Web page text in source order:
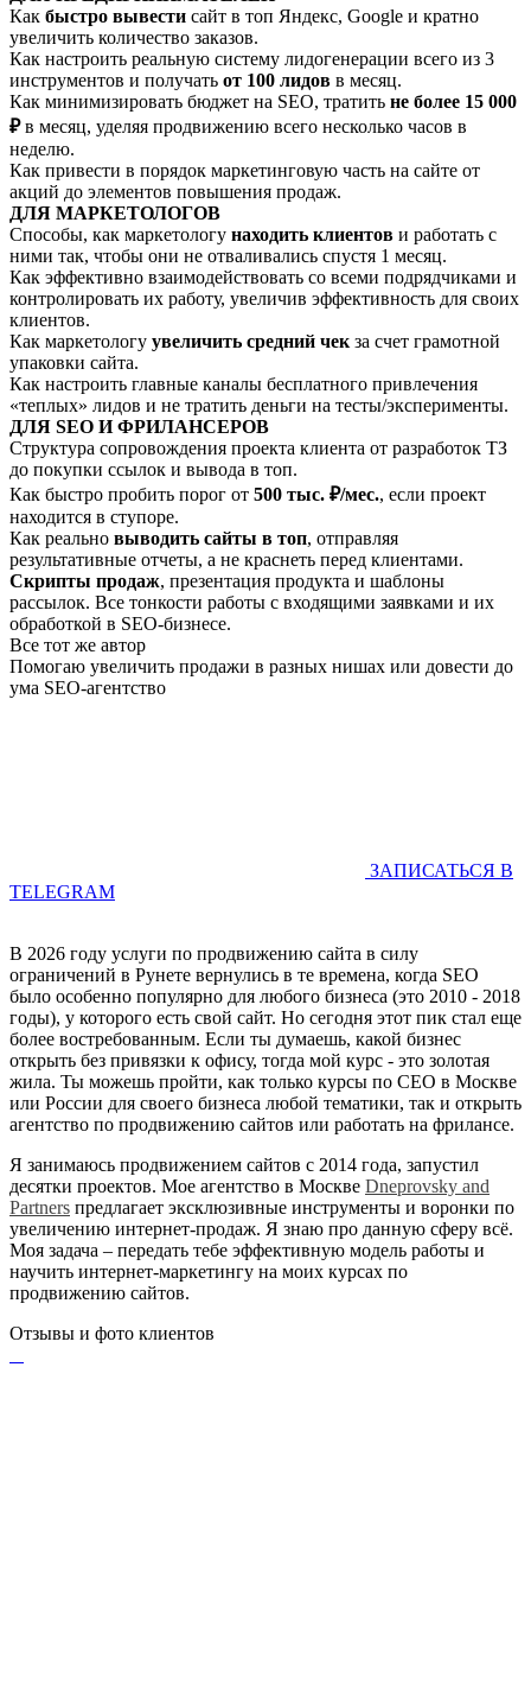
Как быстро вывести сайт в топ Яндекс, Google и кратно
увеличить количество заказов.
Как настроить реальную систему лидогенерации всего из 3
инструментов и получать от 100 лидов в месяц.
Как минимизировать бюджет на SEO, тратить не более 15 000
₽в месяц, уделяя продвижению всего несколько часов в
неделю.
Как привести в порядок маркетинговую часть на сайте от
акций до элементов повышения продаж.
ДЛЯ МАРКЕТОЛОГОВ
Способы, как маркетологу находить клиентов и работать с
ними так, чтобы они не отваливались спустя 1 месяц.
Как эффективно взаимодействовать со всеми подрядчиками и
контролировать их работу, увеличив эффективность для своих
клиентов.
Как маркетологу увеличить средний чек за счет грамотной
упаковки сайта.
Как настроить главные каналы бесплатного привлечения
«теплых» лидов и не тратить деньги на тесты/эксперименты.
ДЛЯ SEO И ФРИЛАНСЕРОВ
Структура сопровождения проекта клиента от разработок ТЗ
до покупки ссылок и вывода в топ.
Как быстро пробить порог от 500 тыс. ₽/мес., если проект
находится в ступоре.
Как реально выводить сайты в топ, отправляя
результативные отчеты, а не краснеть перед клиентами.
Скрипты продаж, презентация продукта и шаблоны
рассылок. Все тонкости работы с входящими заявками и их
обработкой в SEO-бизнесе.
Все тот же автор
Помогаю увеличить продажи в разных нишах или довести до
ума SEO-агентство
ЗАПИСАТЬСЯ В
TELEGRAM
В 2026 году услуги по продвижению сайта в силу
ограничений в Рунете вернулись в те времена, когда SEO
было особенно популярно для любого бизнеса (это 2010 - 2018
годы), у которого есть свой сайт. Но сегодня этот пик стал еще
более востребованным. Если ты думаешь, какой бизнес
открыть без привязки к офису, тогда мой курс - это золотая
жила. Ты можешь пройти, как только курсы по СЕО в Москве
или России для своего бизнеса любой тематики, так и открыть
агентство по продвижению сайтов или работать на фрилансе.
Я занимаюсь продвижением сайтов с 2014 года, запустил
десятки проектов. Мое агентство в Москве Dneprovsky and
Partners предлагает эксклюзивные инструменты и воронки по
увеличению интернет-продаж. Я знаю про данную сферу всё.
Моя задача – передать тебе эффективную модель работы и
научить интернет-маркетингу на моих курсах по
продвижению сайтов.
Отзывы и фото клиентов